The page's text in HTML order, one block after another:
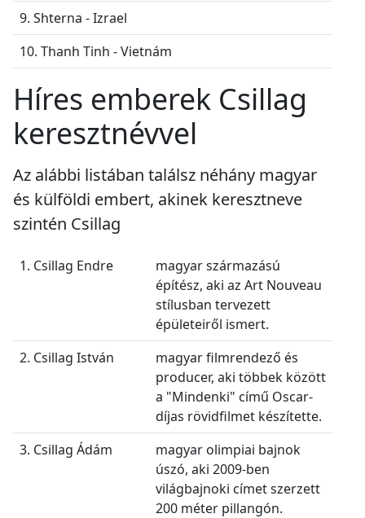
9. Shterna - Izrael
10. Thanh Tinh - Vietnám
Híres emberek Csillag
keresztnévvel
Az alábbi listában találsz néhány magyar
és külföldi embert, akinek keresztneve
szintén Csillag
1. Csillag Endre
magyar származású
építész, aki az Art Nouveau
stílusban tervezett
épületeiről ismert.
2. Csillag István
magyar filmrendező és
producer, aki többek között
a "Mindenki" című Oscar-
díjas rövidfilmet készítette.
3. Csillag Ádám
magyar olimpiai bajnok
úszó, aki 2009-ben
világbajnoki címet szerzett
200 méter pillangón.